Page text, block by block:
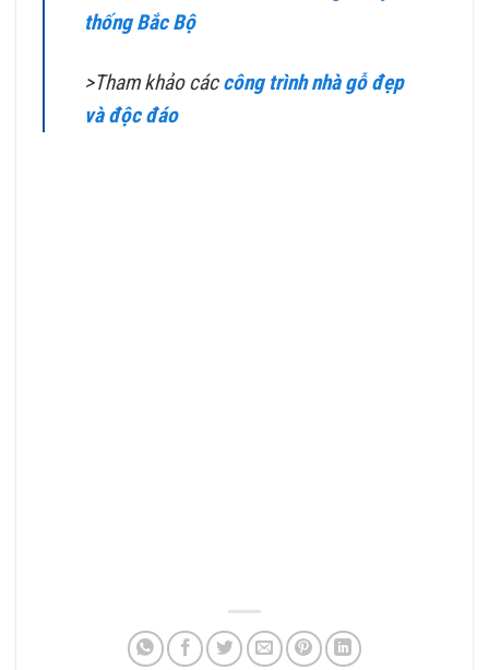
thống Bắc Bộ
>Tham khảo cáccông trình nhà gỗ đẹp
và độc đáo